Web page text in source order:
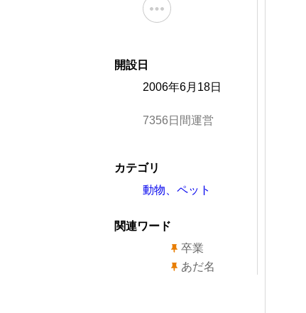
開設日
2006年6月18日
7356日間運営
カテゴリ
動物、ペット
関連ワード
卒業
あだ名